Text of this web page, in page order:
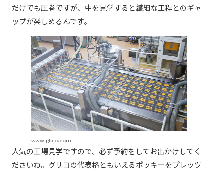
だけでも圧巻ですが、中を見学すると繊細な工程とのギャ
ップが楽しめるんです。
www.glico.com
人気の工場見学ですので、必ず予約をしてお出かけしてく
ださいね。グリコの代表格ともいえるポッキーをプレッツ